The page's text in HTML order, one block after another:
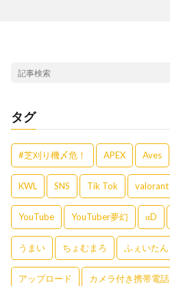
タグ
#芝刈り機〆危！ APEX Aves
KWL SNS Tik Tok valorant
YouTube YouTuber夢幻 αD
うまい ちょむまろ ふぇいたん
アップロード カメラ付き携帯電話